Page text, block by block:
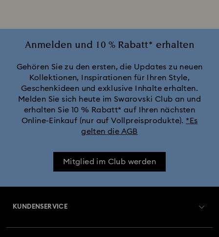
Silberfarbene und rhodinierte Halsketten und Anhänger
Vergoldete Halsketten
Anmelden und 10 % Rabatt* erhalten
Gehören Sie zu den ersten, die Updates zu neuen
Kollektionen, Inspirationen für Ihren Style,
Geschenkideen und exklusive Inhalte erhalten.
Melden Sie sich heute im Swarovski Club an und
erhalten Sie 10 % Rabatt* auf Ihren nächsten
Online-Einkauf (nur auf Vollpreisprodukte). *Es
gelten die AGB
Mitglied im Club werden
KUNDENSERVICE